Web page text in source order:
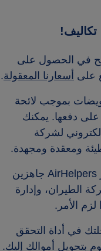
تكاليف!
في الحصول على
على أسعارنا المعقولة.
بموجب لائحة
على دفعها. يمكنك
لشركة
ومعقدة ومجهدة.
وهنا يأتي دورنا. لدينا أكثر من 400 خبير AirHelpers جاهزين
الطيران، وإدارة
لزم الأمر.
في أداة التحقق
بتحويل أموالك إليك.